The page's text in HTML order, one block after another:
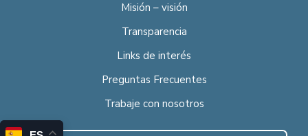
Misión – visión
Transparencia
Links de interés
Preguntas Frecuentes
Trabaje con nosotros